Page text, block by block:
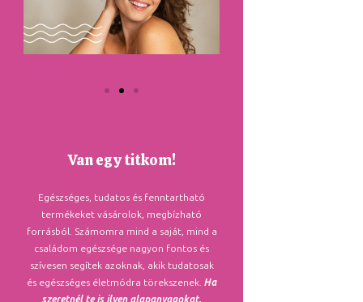
Van egy titkom!
Egészséges, tudatos és fenntartható
termékeket vásárolok, megbízható
forrásból. Számomra mind a saját, mind a
családom egészsége nagyon fontos és
szívesen segítek azoknak, akik tudatosak
és egészséges életmódra törekszenek. Ha
szeretnél te is ilyen alapanyagokat,